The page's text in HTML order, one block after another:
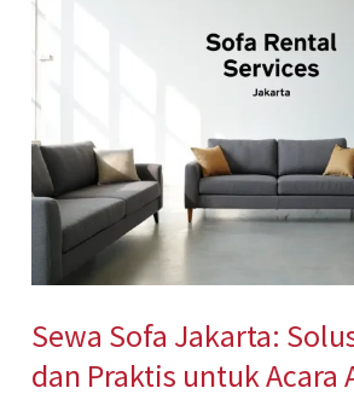
Sewa Sofa Jakarta:
dan Praktis untuk Acara
Sofa
Jakarta:
Solusi
dan
Praktis
untuk
Acara
Anda